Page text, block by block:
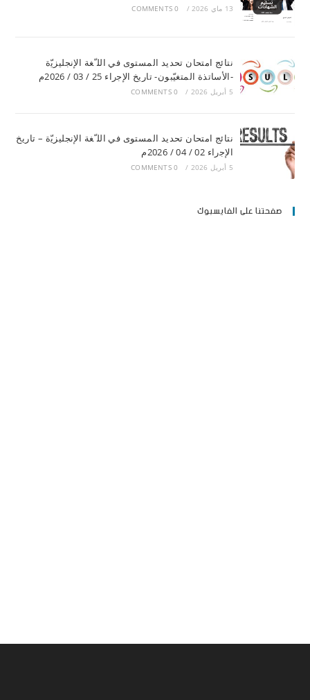
13 ماي 2026 /
0 COMMENTS
ﻧﺘﺎﺋﺞ اﻣﺘﺤﺎن ﺗﺤﺪﯾﺪ اﻟﻤﺴﺘﻮى ﻓﻲ اﻟﻠ ّﻐﺔ اﻹﻧﺠﻠﯿﺰﯾّة
-اﻷﺳﺎﺗﺬة اﻟﻤﺘﻐﯿّﺒﻮن- ﺗﺎرﯾﺦ اﻹﺟراء 25 / 03 / 2026م
5 أبريل 2026 /
0 COMMENTS
ﻧﺘﺎﺋﺞ اﻣﺘﺤﺎن ﺗﺤﺪﯾﺪ اﻟﻤﺴﺘﻮى ﻓﻲ اﻟﻠ ّﻐﺔ اﻹﻧﺠﻠﯿﺰﯾّة – ﺗﺎرﯾﺦ
اﻹﺟراء 02 / 04 / 2026م
5 أبريل 2026 /
0 COMMENTS
صفحتنا على الفايسبوك